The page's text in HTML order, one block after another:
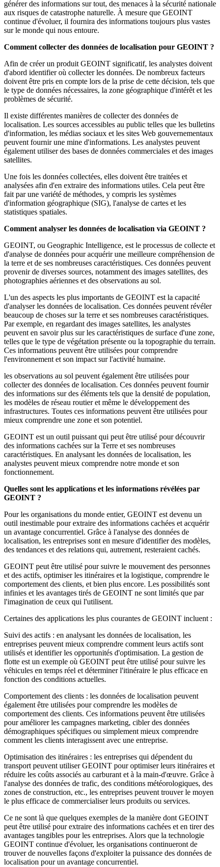
générer des informations sur tout, des menaces à la sécurité nationale
aux risques de catastrophe naturelle. À mesure que GEOINT
continue d'évoluer, il fournira des informations toujours plus vastes
sur le monde qui nous entoure.
Comment collecter des données de localisation pour GEOINT ?
Afin de créer un produit GEOINT significatif, les analystes doivent
d'abord identifier où collecter les données. De nombreux facteurs
doivent être pris en compte lors de la prise de cette décision, tels que
le type de données nécessaires, la zone géographique d'intérêt et les
problèmes de sécurité.
Il existe différentes manières de collecter des données de
localisation. Les sources accessibles au public telles que les bulletins
d'information, les médias sociaux et les sites Web gouvernementaux
peuvent fournir une mine d'informations. Les analystes peuvent
également utiliser des bases de données commerciales et des images
satellites.
Une fois les données collectées, elles doivent être traitées et
analysées afin d'en extraire des informations utiles. Cela peut être
fait par une variété de méthodes, y compris les systèmes
d'information géographique (SIG), l'analyse de cartes et les
statistiques spatiales.
Comment analyser les données de localisation via GEOINT ?
GEOINT, ou Geographic Intelligence, est le processus de collecte et
d'analyse de données pour acquérir une meilleure compréhension de
la terre et de ses nombreuses caractéristiques. Ces données peuvent
provenir de diverses sources, notamment des images satellites, des
photographies aériennes et des observations au sol.
L'un des aspects les plus importants de GEOINT est la capacité
d'analyser les données de localisation. Ces données peuvent révéler
beaucoup de choses sur la terre et ses nombreuses caractéristiques.
Par exemple, en regardant des images satellites, les analystes
peuvent en savoir plus sur les caractéristiques de surface d'une zone,
telles que le type de végétation présente ou la topographie du terrain.
Ces informations peuvent être utilisées pour comprendre
l'environnement et son impact sur l'activité humaine.
les observations au sol peuvent également être utilisées pour
collecter des données de localisation. Ces données peuvent fournir
des informations sur des éléments tels que la densité de population,
les modèles de réseau routier et même le développement des
infrastructures. Toutes ces informations peuvent être utilisées pour
mieux comprendre une zone et son potentiel.
GEOINT est un outil puissant qui peut être utilisé pour découvrir
des informations cachées sur la Terre et ses nombreuses
caractéristiques. En analysant les données de localisation, les
analystes peuvent mieux comprendre notre monde et son
fonctionnement.
Quelles sont les applications et les informations révélées par
GEOINT ?
Pour les organisations du monde entier, GEOINT est devenu un
outil inestimable pour extraire des informations cachées et acquérir
un avantage concurrentiel. Grâce à l'analyse des données de
localisation, les entreprises sont en mesure d'identifier des modèles,
des tendances et des relations qui, autrement, resteraient cachés.
GEOINT peut être utilisé pour suivre le mouvement des personnes
et des actifs, optimiser les itinéraires et la logistique, comprendre le
comportement des clients, et bien plus encore. Les possibilités sont
infinies et les avantages tirés de GEOINT ne sont limités que par
l'imagination de ceux qui l'utilisent.
Certaines des applications les plus courantes de GEOINT incluent :
Suivi des actifs : en analysant les données de localisation, les
entreprises peuvent mieux comprendre comment leurs actifs sont
utilisés et identifier les opportunités d'optimisation. La gestion de
flotte est un exemple où GEOINT peut être utilisé pour suivre les
véhicules en temps réel et déterminer l'itinéraire le plus efficace en
fonction des conditions actuelles.
Comportement des clients : les données de localisation peuvent
également être utilisées pour comprendre les modèles de
comportement des clients. Ces informations peuvent être utilisées
pour améliorer les campagnes marketing, cibler des données
démographiques spécifiques ou simplement mieux comprendre
comment les clients interagissent avec une entreprise.
Optimisation des itinéraires : les entreprises qui dépendent du
transport peuvent utiliser GEOINT pour optimiser leurs itinéraires et
réduire les coûts associés au carburant et à la main-d'œuvre. Grâce à
l'analyse des données de trafic, des conditions météorologiques, des
zones de construction, etc., les entreprises peuvent trouver le moyen
le plus efficace de commercialiser leurs produits ou services.
Ce ne sont là que quelques exemples de la manière dont GEOINT
peut être utilisé pour extraire des informations cachées et en tirer des
avantages tangibles pour les entreprises. Alors que la technologie
GEOINT continue d'évoluer, les organisations continueront de
trouver de nouvelles façons d'exploiter la puissance des données de
localisation pour un avantage concurrentiel.